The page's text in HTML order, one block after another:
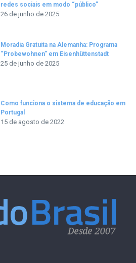
redes sociais em modo “público”
26 de junho de 2025
Moradia Gratuita na Alemanha: Programa
“Probewohnen” em Eisenhüttenstadt
25 de junho de 2025
Como funciona o sistema de educação em
Portugal
15 de agosto de 2022